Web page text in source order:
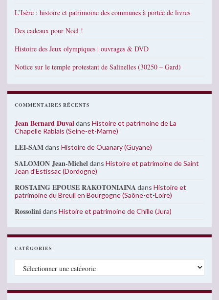
L’Isère : histoire et patrimoine des communes à portée de livres
Des cadeaux pour Noël !
Histoire des Jeux olympiques | ouvrages & DVD
Notice sur le temple protestant de Salinelles (30250 – Gard)
COMMENTAIRES RÉCENTS
Jean Bernard Duvaldans Histoire et patrimoine de La
Chapelle Rablais (Seine-et-Marne)
LEI-SAMdans Histoire de Ouanary (Guyane)
SALOMON Jean-Micheldans Histoire et patrimoine de Saint
Jean d’Estissac (Dordogne)
ROSTAING EPOUSE RAKOTONIAINAdans Histoire et
patrimoine du Breuil en Bourgogne (Saône-et-Loire)
Rossolinidans Histoire et patrimoine de Chille (Jura)
CATÉGORIES
Catégories